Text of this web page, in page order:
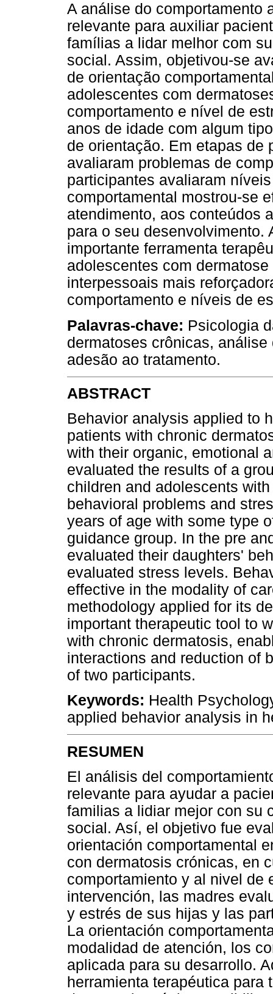
A análise do comportamento
relevante para auxiliar
famílias a lidar melhor com
social. Assim, objetivou-se
de orientação
adolescentes com
comportamento e nível de
anos de idade com algum
de orientação. Em etapas de
avaliaram problemas de
participantes avaliaram
comportamental mostrou-se
atendimento, aos conteúdos
para o seu desenvolvimento.
importante ferramenta
adolescentes com
interpessoais mais
comportamento e níveis de
Palavras-chave: Psicologia
dermatoses crônicas,
adesão ao tratamento.
ABSTRACT
Behavior analysis applied to
patients with chronic
with their organic, emotional
evaluated the results of a
children and adolescents
behavioral problems and
years of age with some type
guidance group. In the pre
evaluated their daughters'
evaluated stress levels.
effective in the modality of
methodology applied for its
important therapeutic tool to
with chronic dermatosis,
interactions and reduction of
of two participants.
Keywords: Health
applied behavior analysis in
RESUMEN
El análisis del
relevante para ayudar a
familias a lidiar mejor con su
social. Así, el objetivo fue
orientación comportamental
con dermatosis crónicas, en
comportamiento y al nivel de
intervención, las madres
y estrés de sus hijas y las
La orientación
modalidad de atención, los
aplicada para su desarrollo.
herramienta terapéutica para